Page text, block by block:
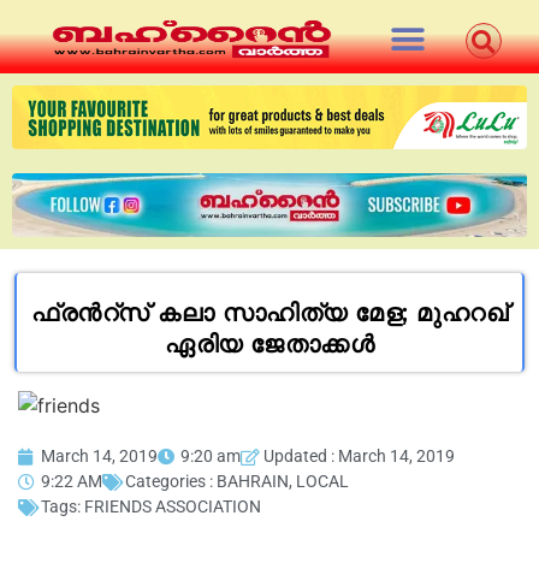
ഫ്രൻറ്സ് കലാ സാഹിത്യ മേള; മുഹറഖ്
ഏരിയ ജേതാക്കള്‍
March 14, 2019 9:20 am
Updated : March 14, 2019
9:22 AM
Categories : BAHRAIN, LOCAL
Tags: FRIENDS ASSOCIATION